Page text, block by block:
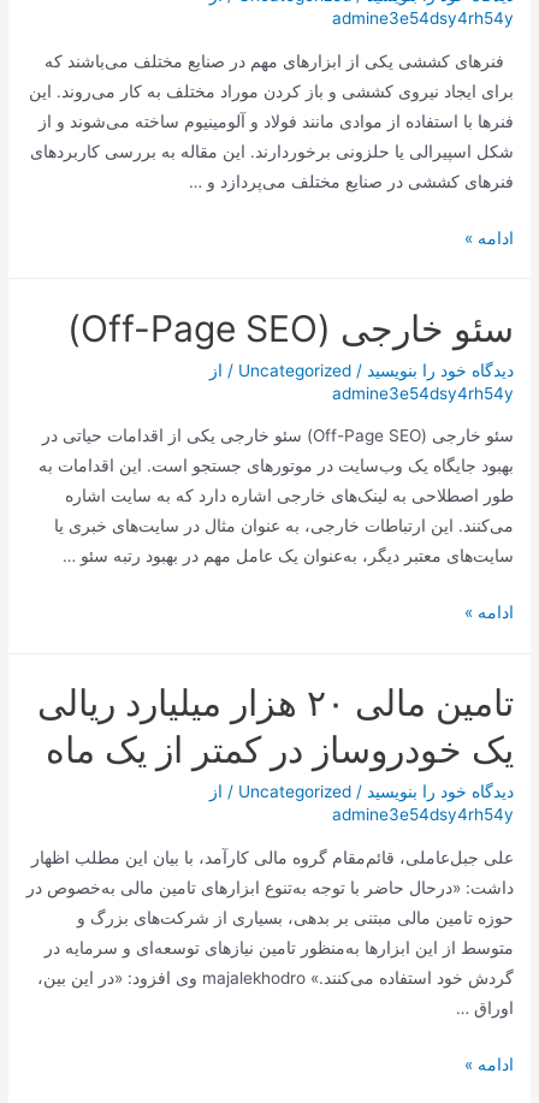
امروز
به
پایان
می‌رسد
admine3e54dsy4rh54y
فنرهای کششی یکی از ابزارهای مهم در صنایع مختلف می‌باشند که
برای ایجاد نیروی کششی و باز کردن موراد مختلف به کار می‌روند. این
فنرها با استفاده از موادی مانند فولاد و آلومینیوم ساخته می‌شوند و از
شکل اسپیرالی یا حلزونی برخوردارند. این مقاله به بررسی کاربردهای
فنرهای کششی در صنایع مختلف می‌پردازد و …
:
کششی
صنایع
ادامه »
سئو خارجی (Off-Page SEO)
دیدگاه‌ خود را بنویسید /
Uncategorized / از
admine3e54dsy4rh54y
سئو خارجی (Off-Page SEO) سئو خارجی یکی از اقدامات حیاتی در
بهبود جایگاه یک وب‌سایت در موتورهای جستجو است. این اقدامات به
طور اصطلاحی به لینک‌های خارجی اشاره دارد که به سایت اشاره
می‌کنند. این ارتباطات خارجی، به عنوان مثال در سایت‌های خبری یا
سایت‌های معتبر دیگر، به‌عنوان یک عامل مهم در بهبود رتبه سئو …
سئو
Page
SEO)
ادامه »
تامین مالی ۲۰ هزار میلیارد ریالی
یک خودروساز در کمتر از یک ماه
دیدگاه‌ خود را بنویسید /
Uncategorized / از
admine3e54dsy4rh54y
علی جبل‌عاملی، قائم‌مقام گروه مالی کارآمد، با بیان این مطلب اظهار
داشت: «درحال ‌حاضر با توجه به‌تنوع ابزارهای تامین مالی به‌خصوص در
حوزه تامین مالی مبتنی بر بدهی، بسیاری از شرکت‌های بزرگ و
متوسط از این ابزارها به‌منظور تامین نیازهای توسعه‌ای و سرمایه در
گردش خود استفاده می‌کنند.» majalekhodro وی افزود: «در این بین،
اوراق …
تامین
ادامه »